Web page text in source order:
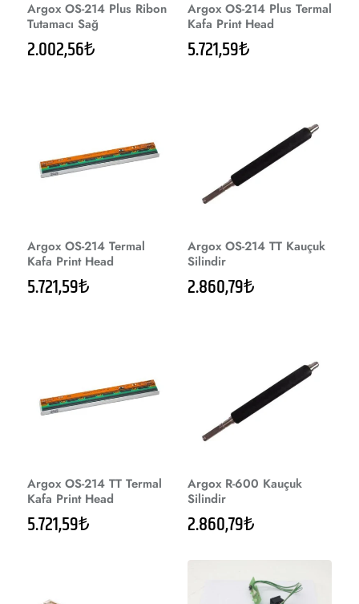
Argox OS-214 Plus Ribon
Tutamacı Sağ
2.002,56₺
Argox OS-214 Plus Termal
Kafa Print Head
5.721,59₺
Argox OS-214 Termal
Kafa Print Head
5.721,59₺
Argox OS-214 TT Kauçuk
Silindir
2.860,79₺
Argox OS-214 TT Termal
Kafa Print Head
5.721,59₺
Argox R-600 Kauçuk
Silindir
2.860,79₺